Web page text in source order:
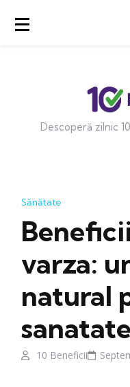
Descoperă zilnic
Sănătate
varza:
natural
sanatate
10 Beneficii